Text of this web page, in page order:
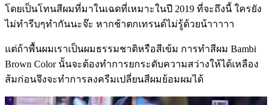
โดยเป็นโทนสีผมที่มาในเฉดที่เหมาะในปี 2019 ที่จะถึงนี้ ใครยัง
ไม่ทำรีบๆทำกันนะจ๊ะ หากช้าตกเทรนด์ไม่รู้ด้วยน้าาาาา
แต่ถ้าพื้นผมเราเป็นผมธรรมชาติหรือสีเข้ม การทำสีผม Bambi
Brown Color นั้นจะต้องทำการยกระดับความสว่างให้ได้เหลือง
ส้มก่อนจึงจะทำการลงครีมเปลี่ยนสีผมย้อมผมได้